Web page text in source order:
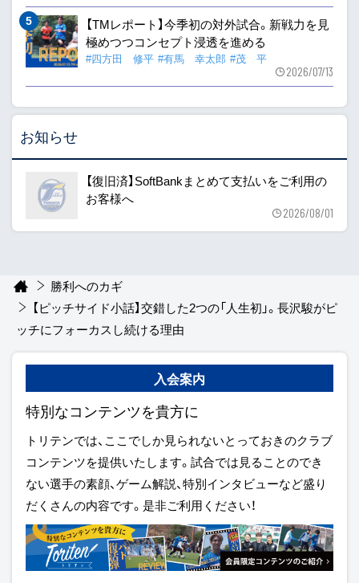
【TMレポート】今季初の対外試合。新戦力を見
極めつつコンセプト浸透を進める
#四方田 修平 #有馬 幸太郎 #茂 平
2026/07/13
お知らせ
【復旧済】SoftBankまとめて支払いをご利用の
お客様へ
2026/08/01
勝利へのカギ
【ピッチサイド小話】交錯した2つの「人生初」。長沢駿がピ
ッチにフォーカスし続ける理由
入会案内
特別なコンテンツを貴方に
トリテンでは、ここでしか見られないとっておきのクラブ
コンテンツを提供いたします。試合では見ることのでき
ない選手の素顔、ゲーム解説、特別インタビューなど盛り
だくさんの内容です。是非ご利用ください！